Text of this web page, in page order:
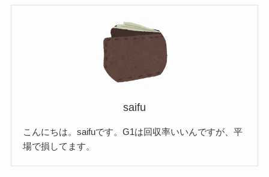
saifu
こんにちは。saifuです。G1は回収率いいんですが、平
場で損してます。